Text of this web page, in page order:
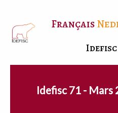
Français
Idefisc 71 - Mars